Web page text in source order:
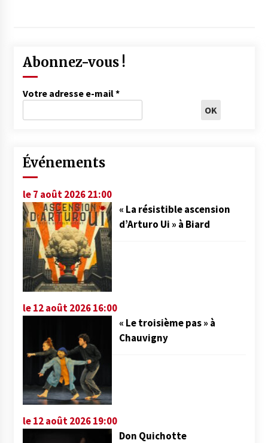
Abonnez-vous !
Votre adresse e-mail*
Événements
le 7 août 2026 21:00
« La résistible ascension
d’Arturo Ui » à Biard
le 12 août 2026 16:00
« Le troisième pas » à
Chauvigny
le 12 août 2026 19:00
Don Quichotte